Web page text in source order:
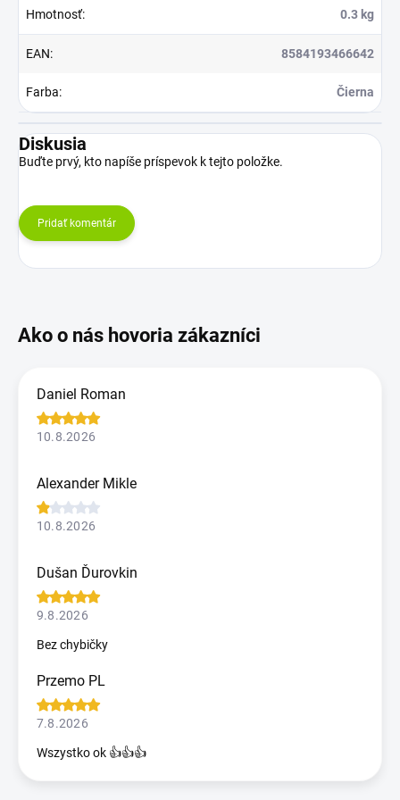
Hmotnosť: 0.3 kg
EAN: 8584193466642
Farba: Čierna
Diskusia
Buďte prvý, kto napíše príspevok k tejto položke.
Pridať komentár
Daniel Roman
10.8.2026
Alexander Mikle
10.8.2026
Dušan Ďurovkin
9.8.2026
Bez chybičky
Przemo PL
7.8.2026
Wszystko ok 👍👍👍